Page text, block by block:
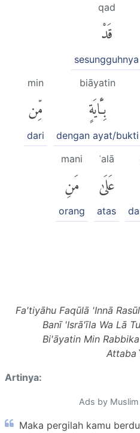
qad
قَدْ
sesungguhnya
biāyatin
بِـَٔايَةٍ
dengan ayat/bukti
min
مِّن
dari
ʿalā
عَلَىٰ
atas
mani
مَنِ
orang
Fa'tiyāhu Faqūlā 'Innā
Banī 'Isrā'īla Wa Lā
Bi'āyatin Min
Artinya:
Ads by
Maka pergilah kamu